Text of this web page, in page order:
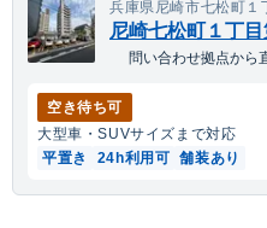
兵庫県尼崎市七松町１
尼崎七松町１丁目
問い合わせ拠点から
空き待ち可
大型車・SUVサイズまで対応
平置き
24h利用可 舗装あり